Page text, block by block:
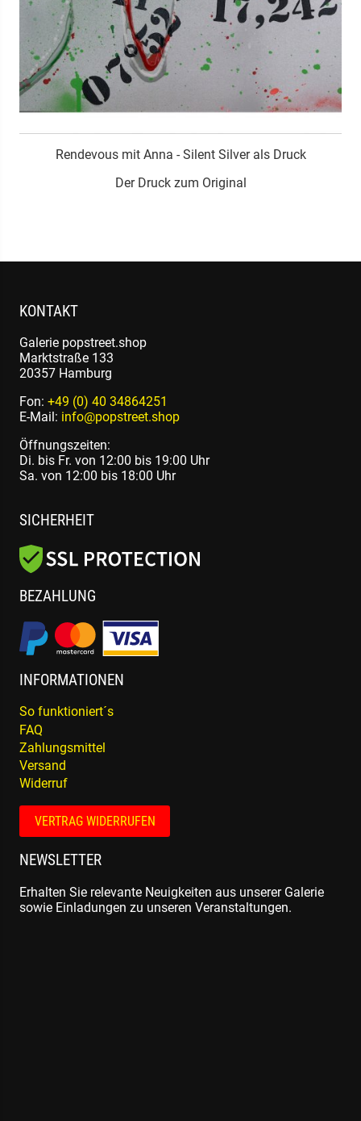
Rendevous mit Anna - Silent Silver als Druck
Der Druck zum Original
KONTAKT
Galerie popstreet.shop
Marktstraße 133
20357 Hamburg
Fon: +49 (0) 40 34864251
E-Mail: info@popstreet.shop
Öffnungszeiten:
Di. bis Fr. von 12:00 bis 19:00 Uhr
Sa. von 12:00 bis 18:00 Uhr
SICHERHEIT
BEZAHLUNG
INFORMATIONEN
So funktioniert´s
FAQ
Zahlungsmittel
Versand
Widerruf
VERTRAG WIDERRUFEN
NEWSLETTER
Erhalten Sie relevante Neuigkeiten aus unserer Galerie
sowie Einladungen zu unseren Veranstaltungen.